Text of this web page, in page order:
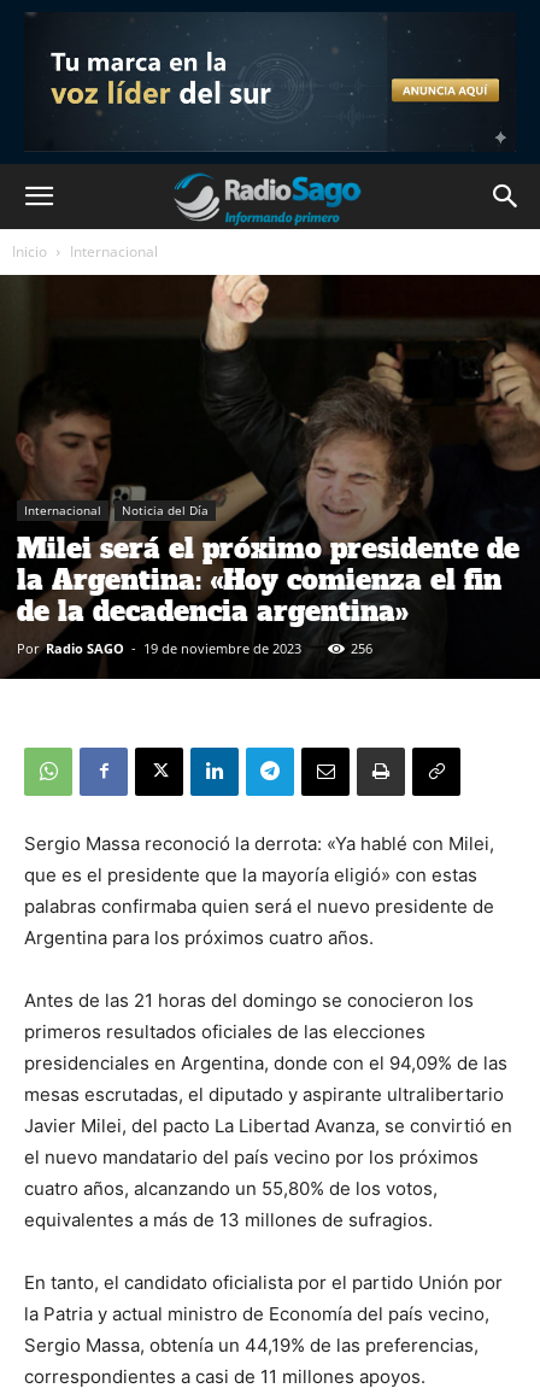
Inicio Internacional
Internacional Noticia del Día
Milei será el próximo presidente de
la Argentina: «Hoy comienza el fin
de la decadencia argentina»
Por Radio SAGO - 19 de noviembre de 2023 256
Sergio Massa reconoció la derrota: «Ya hablé con Milei,
que es el presidente que la mayoría eligió» con estas
palabras confirmaba quien será el nuevo presidente de
Argentina para los próximos cuatro años.
Antes de las 21 horas del domingo se conocieron los
primeros resultados oficiales de las elecciones
presidenciales en Argentina, donde con el 94,09% de las
mesas escrutadas, el diputado y aspirante ultralibertario
Javier Milei, del pacto La Libertad Avanza, se convirtió en
el nuevo mandatario del país vecino por los próximos
cuatro años, alcanzando un 55,80% de los votos,
equivalentes a más de 13 millones de sufragios.
En tanto, el candidato oficialista por el partido Unión por
la Patria y actual ministro de Economía del país vecino,
Sergio Massa, obtenía un 44,19% de las preferencias,
correspondientes a casi de 11 millones apoyos.